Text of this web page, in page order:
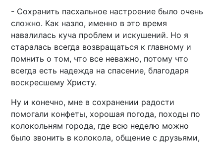
- Сохранить пасхальное настроение было очень
сложно. Как назло, именно в это время
навалилась куча проблем и искушений. Но я
старалась всегда возвращаться к главному и
помнить о том, что все неважно, потому что
всегда есть надежда на спасение, благодаря
воскресшему Христу.
Ну и конечно, мне в сохранении радости
помогали конфеты, хорошая погода, походы по
колокольням города, где всю неделю можно
было звонить в колокола, общение с друзьями,